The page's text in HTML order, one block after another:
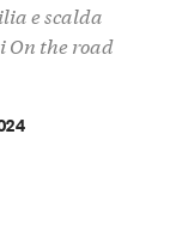
e scalda
On the road